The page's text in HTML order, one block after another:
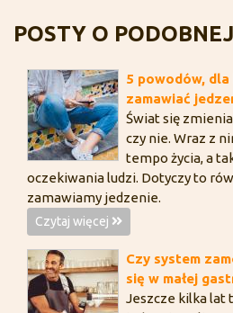
POSTY O
5 powodów,
zamawiać
Świat się
czy nie. Wraz z
tempo życia, a
oczekiwania ludzi. Dotyczy to
zamawiamy jedzenie.
Czytaj więcej
Czy system
się w małej
Jeszcze kilka lat